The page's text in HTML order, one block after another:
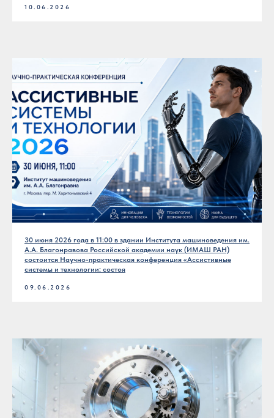
10.06.2026
30 июня 2026 года в 11:00 в здании Института машиноведения им.
А.А. Благонравова Российской академии наук (ИМАШ РАН)
состоится Научно-практическая конференция «Ассистивные
системы и технологии: состоя
09.06.2026